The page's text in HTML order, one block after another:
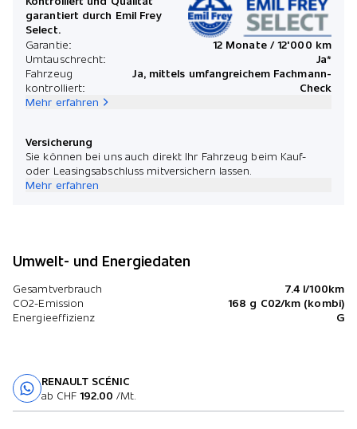
garantiert durch Emil Frey
Select.
Garantie:
12 Monate / 12'000 km
Umtauschrecht:
Ja*
Fahrzeug
kontrolliert:
Ja, mittels umfangreichem Fachmann-
Check
Mehr erfahren
Versicherung
Sie können bei uns auch direkt Ihr Fahrzeug beim Kauf-
oder Leasingsabschluss mitversichern lassen.
Mehr erfahren
Umwelt- und Energiedaten
Gesamtverbrauch
7.4 l/100km
CO2-Emission
168 g C02/km (kombi)
Energieeffizienz
G
RENAULT SCÉNIC
ab CHF 192.00 /Mt.